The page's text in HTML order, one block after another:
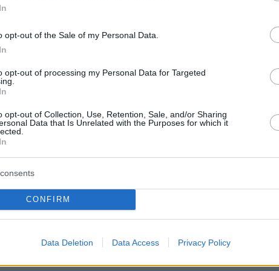
opt-out of the Sale of my Personal Data.
opt-out of processing my Personal Data for Targeted
opt-out of Collection, Use, Retention, Sale, and/or Sharing
Data that Is Unrelated with the Purposes for which it
CONFIRM
Data Deletion Data Access Privacy Policy
στα 80 λεπτά από 1,5 ευρώ/κιλό, και τις
λεπτά φθηνότερα, στα 80 λεπτά από 1,4 ευρώ/
το κιλό φθηνότερα διατίθενται οι
1,3 ευρώ τον Δεκέμβριο, και κατά 20 λεπτά
λεμόνια(60 λεπτά από 80 λεπτά) και το
από 1,1 ευρώ/κιλό).
καταγράφονται ακόμη στα
(30 από 45 λεπτά), τα παντζάρια (70 από
(1,3 από 1,4 ευρώ/κιλό) και τα σκόρδα
(30 από